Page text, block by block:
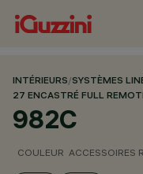
INTÉRIEURS/SYSTÈMES
27 ENCASTRÉ FULL
982C
COULEUR ACCESSOIRES